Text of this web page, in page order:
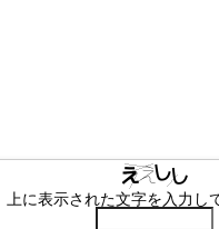
上に表示された文字を入力し